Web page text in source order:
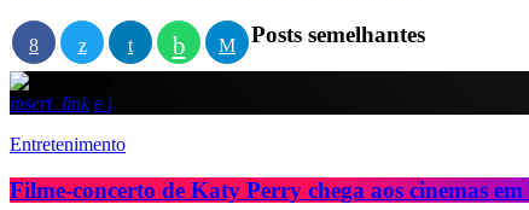
Posts semelhantes
insert_link
Entretenimento
Filme-concerto de Katy Perry chega aos cinemas